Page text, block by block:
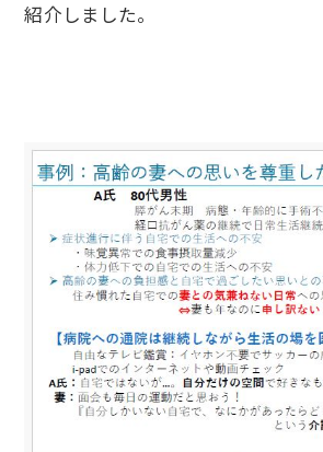
紹介しました。